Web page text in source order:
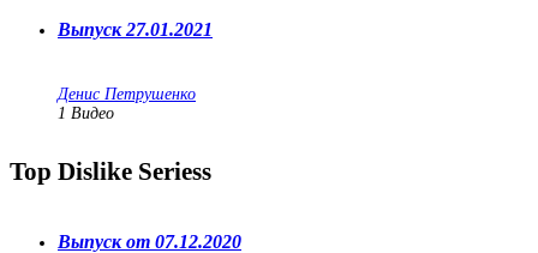
Выпуск 27.01.2021
Денис Петрушенко
1 Видео
Top Dislike Seriess
Выпуск от 07.12.2020